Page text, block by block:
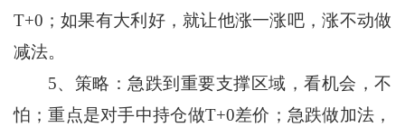
T+0；如果有大利好，就让他涨一涨吧，涨不动做
减法。
5、策略：急跌到重要支撑区域，看机会，不
怕；重点是对手中持仓做T+0差价；急跌做加法，